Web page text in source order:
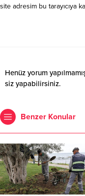
site adresim bu tarayıcıya
Henüz yorum
siz yapabilirsiniz.
Benzer Konular